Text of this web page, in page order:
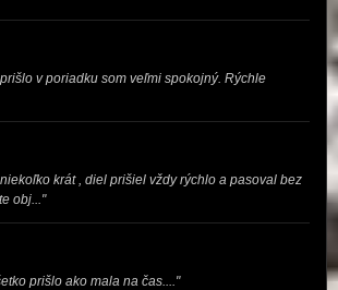
v poriadku som veľmi spokojný. Rýchle
krát , diel prišiel vždy rýchlo a pasoval bez
obj..."
prišlo ako mala na čas...."